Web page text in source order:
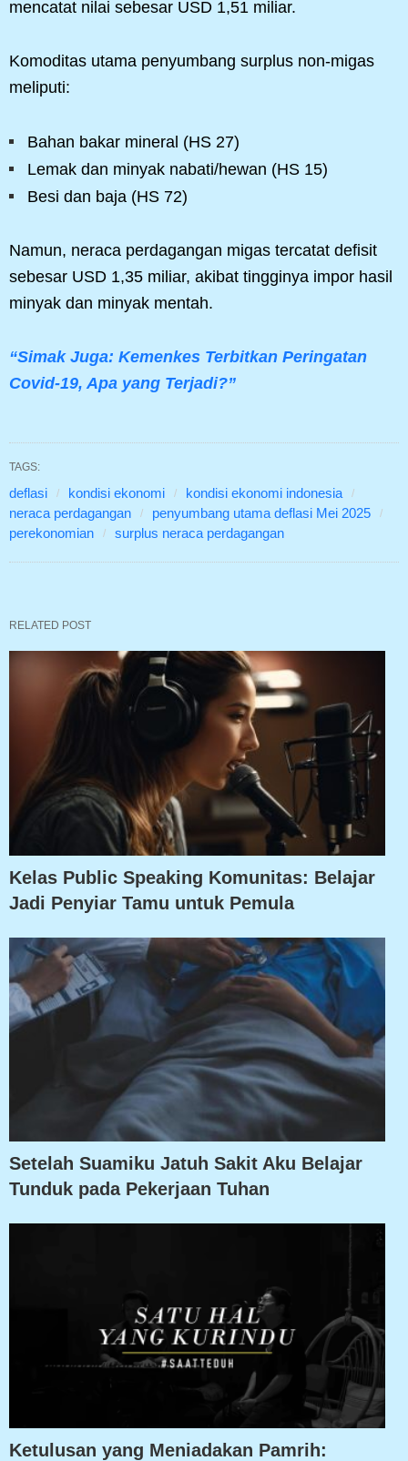
mencatat nilai sebesar USD 1,51 miliar.
Komoditas utama penyumbang surplus non-migas
meliputi:
Bahan bakar mineral (HS 27)
Lemak dan minyak nabati/hewan (HS 15)
Besi dan baja (HS 72)
Namun, neraca perdagangan migas tercatat defisit
sebesar USD 1,35 miliar, akibat tingginya impor hasil
minyak dan minyak mentah.
“Simak Juga: Kemenkes Terbitkan Peringatan
Covid-19, Apa yang Terjadi?”
TAGS:
deflasi kondisi ekonomi
kondisi ekonomi indonesia
neraca perdagangan
penyumbang utama deflasi Mei 2025
perekonomian
surplus neraca perdagangan
RELATED POST
Kelas Public Speaking Komunitas: Belajar
Jadi Penyiar Tamu untuk Pemula
Setelah Suamiku Jatuh Sakit Aku Belajar
Tunduk pada Pekerjaan Tuhan
Ketulusan yang Meniadakan Pamrih: